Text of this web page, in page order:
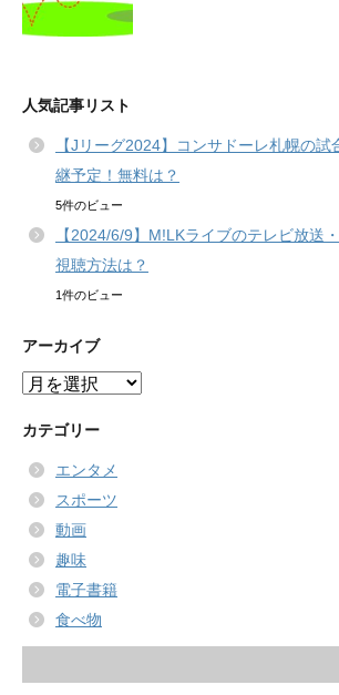
人気記事リスト
【Jリーグ2024】コンサドーレ札幌の試
継予定！無料は？
5件のビュー
【2024/6/9】M!LKライブのテレビ放送
視聴方法は？
1件のビュー
アーカイブ
ア
カ
ブ
カテゴリー
エンタメ
スポーツ
動画
趣味
電子書籍
食べ物